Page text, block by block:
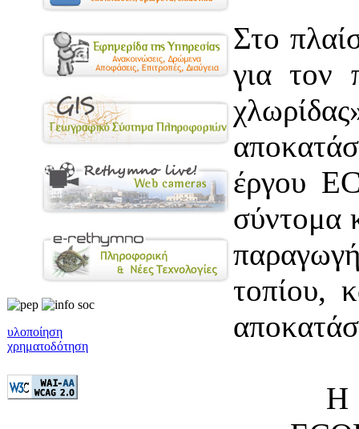
υλοποίηση
χρηματοδότηση
Στο
για τον
έργου
σύντομα
τοπίου,
Η